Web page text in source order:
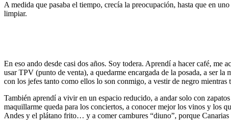
A medida que pasaba el tiempo, crecía la preocupación, hasta que en
limpiar.
En eso ando desde casi dos años. Soy todera. Aprendí a hacer café, me
usar TPV (punto de venta), a quedarme encargada de la posada, a ser la
con los jefes tanto como ellos lo son conmigo, a vestir de negro mientras
También aprendí a vivir en un espacio reducido, a andar solo con
maquillarme queda para los conciertos, a conocer mejor los vinos y los
Andes y el plátano frito… y a comer cambures “diuno”, porque Canarias